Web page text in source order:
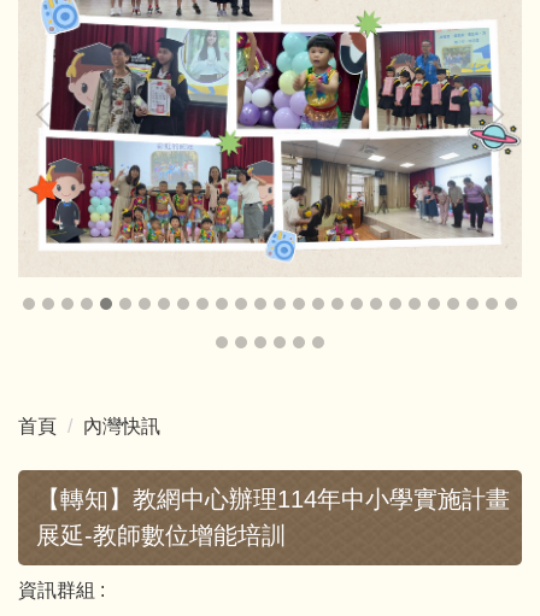
首頁 內灣快訊
【轉知】教網中心辦理114年中小學實施計畫
展延-教師數位增能培訓
資訊群組 :